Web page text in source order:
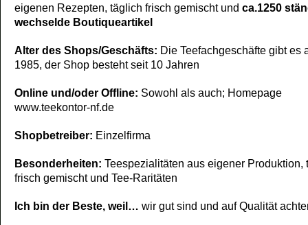
eigenen Rezepten, täglich frisch gemischt und ca.1250
wechselde Boutiqueartikel
Alter des Shops/Geschäfts: Die Teefachgeschäfte gibt es
1985, der Shop besteht seit 10 Jahren
Online und/oder Offline: Sowohl als auch; Homepage
www.teekontor-nf.de
Shopbetreiber: Einzelfirma
Besonderheiten: Teespezialitäten aus eigener Produktion,
frisch gemischt und Tee-Raritäten
Ich bin der Beste, weil… wir gut sind und auf Qualität